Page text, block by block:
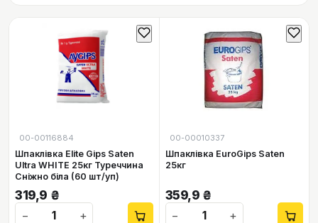
00-00116884
Шпаклівкa Elite Gips Saten
Ultra WHITE 25кг Туреччина
Сніжно біла (60 шт/уп)
319,9 ₴
−
+
00-00010337
Шпаклівка EuroGips Saten
25кг
359,9 ₴
−
+